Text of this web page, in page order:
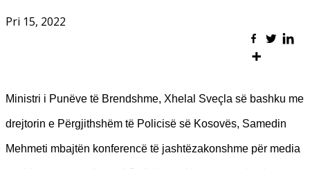
Pri 15, 2022
Ministri i Punëve të Brendshme, Xhelal Sveçla së bashku me
drejtorin e Përgjithshëm të Policisë së Kosovës, Samedin
Mehmeti mbajtën konferencë të jashtëzakonshme për media